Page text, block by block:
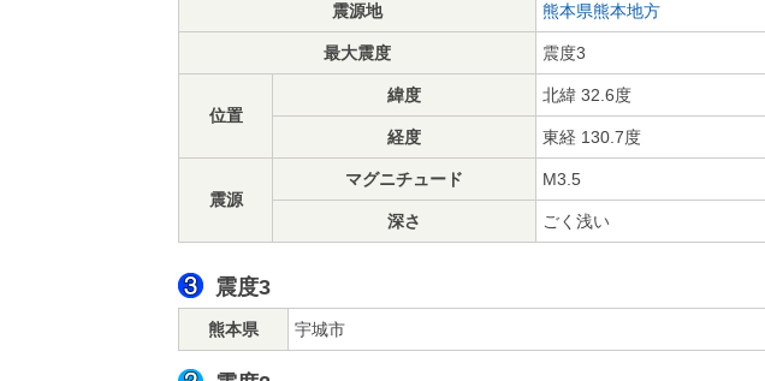
震源地 熊本県熊本地方
最大震度 震度3
位置
緯度 北緯 32.6度
経度 東経 130.7度
震源
マグニチュード M3.5
深さ ごく浅い
震度3
熊本県 宇城市